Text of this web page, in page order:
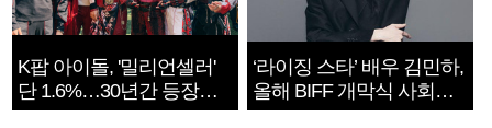
K팝 아이돌, '밀리언셀러'
단 1.6%…30년간 등장
1182개팀 전수조사
‘라이징 스타’ 배우 김민하,
올해 BIFF 개막식 사회자
확정